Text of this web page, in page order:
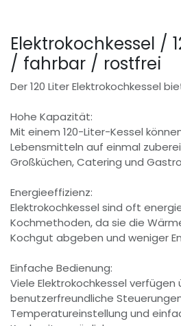
Elektrokochkessel /
/ fahrbar / rostfrei
Der 120 Liter Elektrokochkessel
Hohe Kapazität:
Mit einem 120-Liter-Kessel
Lebensmitteln auf einmal
Großküchen, Catering und
Energieeffizienz:
Elektrokochkessel sind oft
Kochmethoden, da sie die
Kochgut abgeben und weniger
Einfache Bedienung:
Viele Elektrokochkessel verfügen
benutzerfreundliche
Temperatureinstellung und